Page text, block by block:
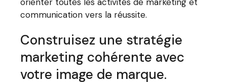
communication vers la réussite.
Construisez une stratégie
marketing cohérente avec
votre image de marque.